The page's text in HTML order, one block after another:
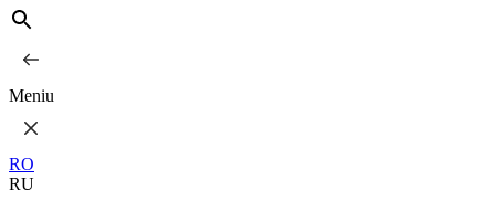
Meniu
RO
RU